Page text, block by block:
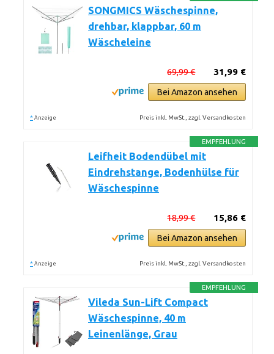
SONGMICS Wäschespinne,
drehbar, klappbar, 60 m
Wäscheleine
31,99 €
69,99 €
Bei Amazon ansehen
* Anzeige Preis inkl. MwSt., zzgl. Versandkosten
EMPFEHLUNG
Leifheit Bodendübel mit
Eindrehstange, Bodenhülse für
Wäschespinne
15,86 €
18,99 €
Bei Amazon ansehen
* Anzeige Preis inkl. MwSt., zzgl. Versandkosten
EMPFEHLUNG
Vileda Sun-Lift Compact
Wäschespinne, 40 m
Leinenlänge, Grau